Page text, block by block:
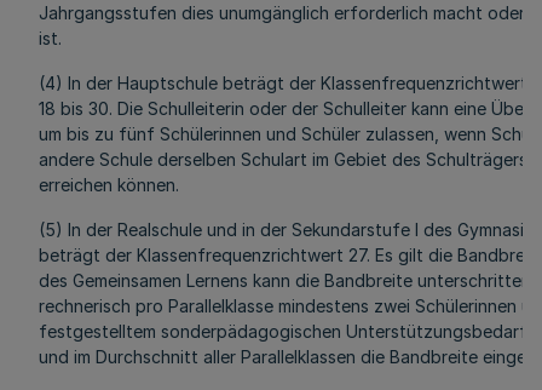
Jahrgangsstufen dies unumgänglich erforderlich macht oder
ist.
(4) In der Hauptschule beträgt der Klassenfrequenzrichtwert
18 bis 30. Die Schulleiterin oder der Schulleiter kann eine
um bis zu fünf Schülerinnen und Schüler zulassen, wenn
andere Schule derselben Schulart im Gebiet des Schulträgers
erreichen können.
(5) In der Realschule und in der Sekundarstufe I des
beträgt der Klassenfrequenzrichtwert 27. Es gilt die
des Gemeinsamen Lernens kann die Bandbreite unterschritten
rechnerisch pro Parallelklasse mindestens zwei Schülerinnen
festgestelltem sonderpädagogischen Unterstützungsbedarf
und im Durchschnitt aller Parallelklassen die Bandbreite